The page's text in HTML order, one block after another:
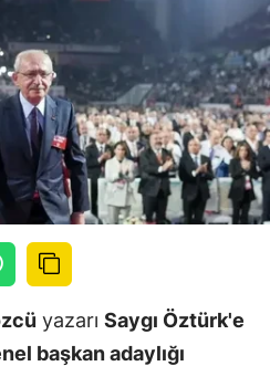
yazarı Saygı Öztürk'e
başkan adaylığı